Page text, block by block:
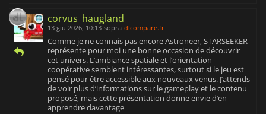
corvus_haugland
13 giu 2026, 10:13 sopra dlcompare.fr
Comme je ne connais pas encore Astroneer, STARSEEKER
représente pour moi une bonne occasion de découvrir
cet univers. L’ambiance spatiale et l’orientation
coopérative semblent intéressantes, surtout si le jeu est
pensé pour être accessible aux nouveaux venus. J’attends
de voir plus d’informations sur le gameplay et le contenu
proposé, mais cette présentation donne envie d’en
apprendre davantage